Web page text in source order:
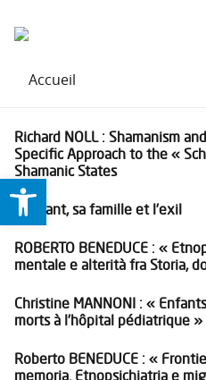
Richard NOLL : Shamanism
Specific Approach to the «
Shamanic States
L’enfant, sa famille et l’exil
ROBERTO BENEDUCE : «
mentale e alterità fra Storia,
Christine MANNONI : «
morts à l’hôpital pédiatrique »
Roberto BENEDUCE : «
memoria. Etnopsichiatria e
Ouvrir la barre d’outils